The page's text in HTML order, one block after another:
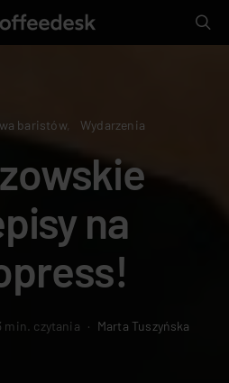
baristów Wydarzenia
na
min. czytania Marta Tuszyńska